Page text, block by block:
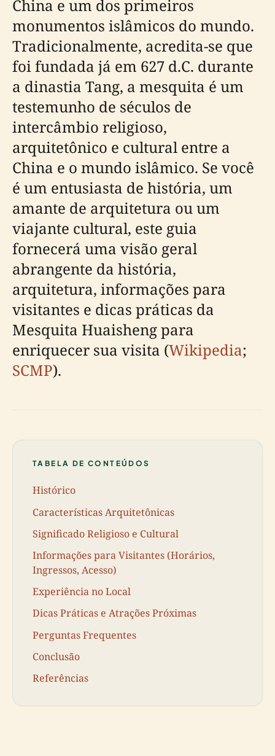
China e um dos primeiros
monumentos islâmicos do mundo.
Tradicionalmente, acredita-se que
foi fundada já em 627 d.C. durante
a dinastia Tang, a mesquita é um
testemunho de séculos de
intercâmbio religioso,
arquitetônico e cultural entre a
China e o mundo islâmico. Se você
é um entusiasta de história, um
amante de arquitetura ou um
viajante cultural, este guia
fornecerá uma visão geral
abrangente da história,
arquitetura, informações para
visitantes e dicas práticas da
Mesquita Huaisheng para
enriquecer sua visita (Wikipedia;
SCMP).
TABELA DE CONTEÚDOS
Histórico
Características Arquitetônicas
Significado Religioso e Cultural
Informações para Visitantes (Horários,
Ingressos, Acesso)
Experiência no Local
Dicas Práticas e Atrações Próximas
Perguntas Frequentes
Conclusão
Referências